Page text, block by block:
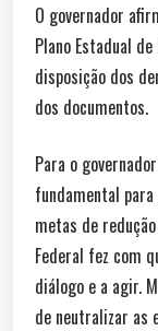
O governador
Plano Estadual
disposição dos
dos documentos.
Para o
fundamental
metas de
Federal fez com
diálogo e a agir.
de neutralizar as